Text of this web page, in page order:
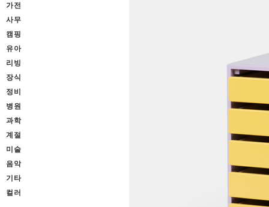
가전
사무
캠핑
유아
리빙
장식
정비
병원
과학
계절
미술
음악
기타
컬러